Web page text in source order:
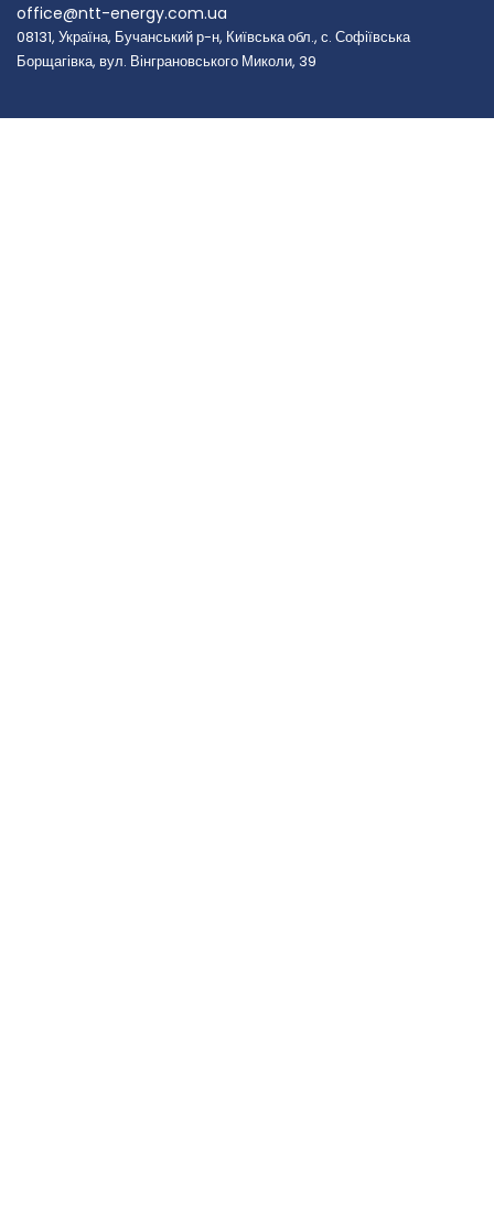
office@ntt-energy.com.ua
08131, Україна, Бучанський р-н, Київська обл., с. Софіївська
Борщагівка, вул. Вінграновського Миколи, 39